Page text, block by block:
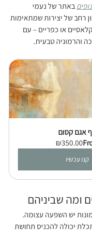
באתר של נעמי
רחב של יצירות שמתאימות
או כפריים – עם
והרמוניה טבעית.
אגם קסום
₪350.00
קנו עכשיו
ומה שביניהם
יש השפעה עצומה.
יכולה להכניס תחושת